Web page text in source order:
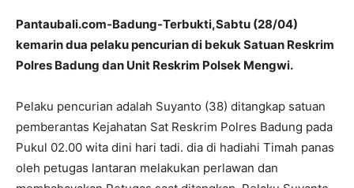
Pantaubali.com-Badung-Terbukti,Sabtu (28/04)
kemarin dua pelaku pencurian di bekuk Satuan Reskrim
Polres Badung dan Unit Reskrim Polsek Mengwi.
Pelaku pencurian adalah Suyanto (38) ditangkap satuan
pemberantas Kejahatan Sat Reskrim Polres Badung pada
Pukul 02.00 wita dini hari tadi. dia di hadiahi Timah panas
oleh petugas lantaran melakukan perlawan dan